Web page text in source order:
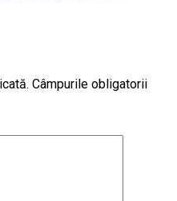
Câmpurile obligatorii